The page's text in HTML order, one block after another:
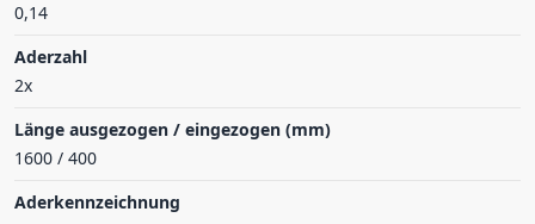
0,14
Aderzahl
2x
Länge ausgezogen / eingezogen (mm)
1600 / 400
Aderkennzeichnung